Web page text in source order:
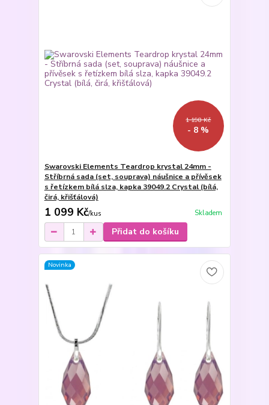
1 198 Kč
- 8 %
Swarovski Elements Teardrop krystal 24mm -
Stříbrná sada (set, souprava) náušnice a přívěsek
s řetízkem bílá slza, kapka 39049.2 Crystal (bílá,
čirá, křišťálová)
1 099 Kč/kus Skladem
Přidat do košíku
Novinka